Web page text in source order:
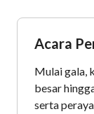
Acara
Mulai gala,
besar
serta